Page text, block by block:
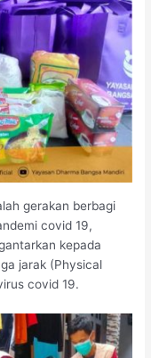
gerakan berbagi
covid 19,
kepada
jarak (Physical
covid 19.